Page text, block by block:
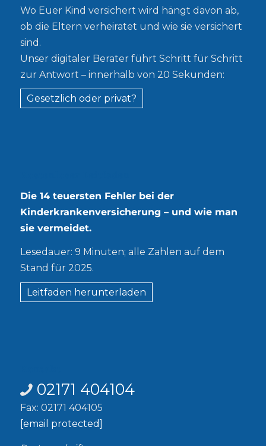
Wo Euer Kind versichert wird hängt davon ab,
ob die Eltern verheiratet und wie sie versichert
sind.
Unser digitaler Berater führt Schritt für Schritt
zur Antwort – innerhalb von 20 Sekunden:
Gesetzlich oder privat?
Die 14 teuersten Fehler bei der
Kinderkrankenversicherung – und wie man
sie vermeidet.
Lesedauer: 9 Minuten; alle Zahlen auf dem
Stand für 2025.
Leitfaden herunterladen
02171 404104
Fax: 02171 404105
[email protected]